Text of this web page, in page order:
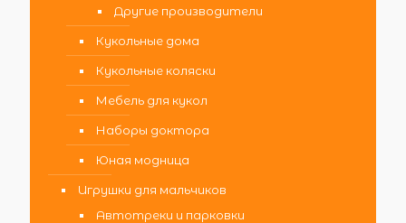
Другие производители
Кукольные дома
Кукольные коляски
Мебель для кукол
Наборы доктора
Юная модница
Игрушки для мальчиков
Автотреки и парковки